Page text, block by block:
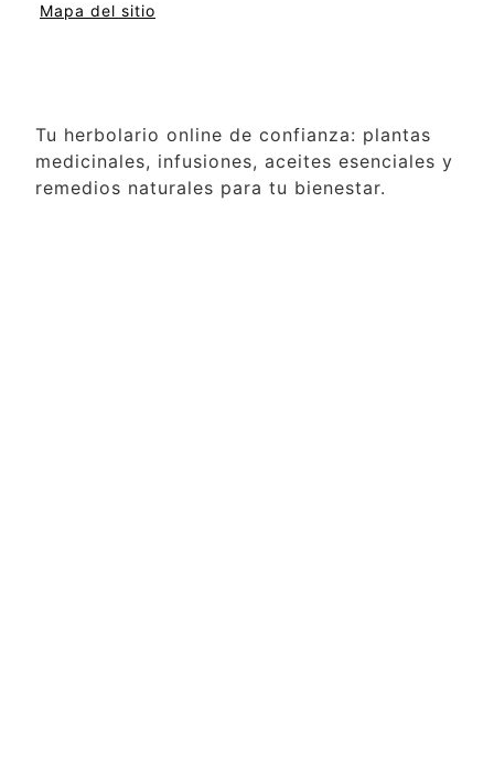
Mapa del sitio
Tu herbolario online de confianza: plantas
medicinales, infusiones, aceites esenciales y
remedios naturales para tu bienestar.